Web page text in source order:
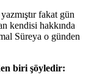
fakat gün
kendisi hakkında
Süreya o günden
biri şöyledir: